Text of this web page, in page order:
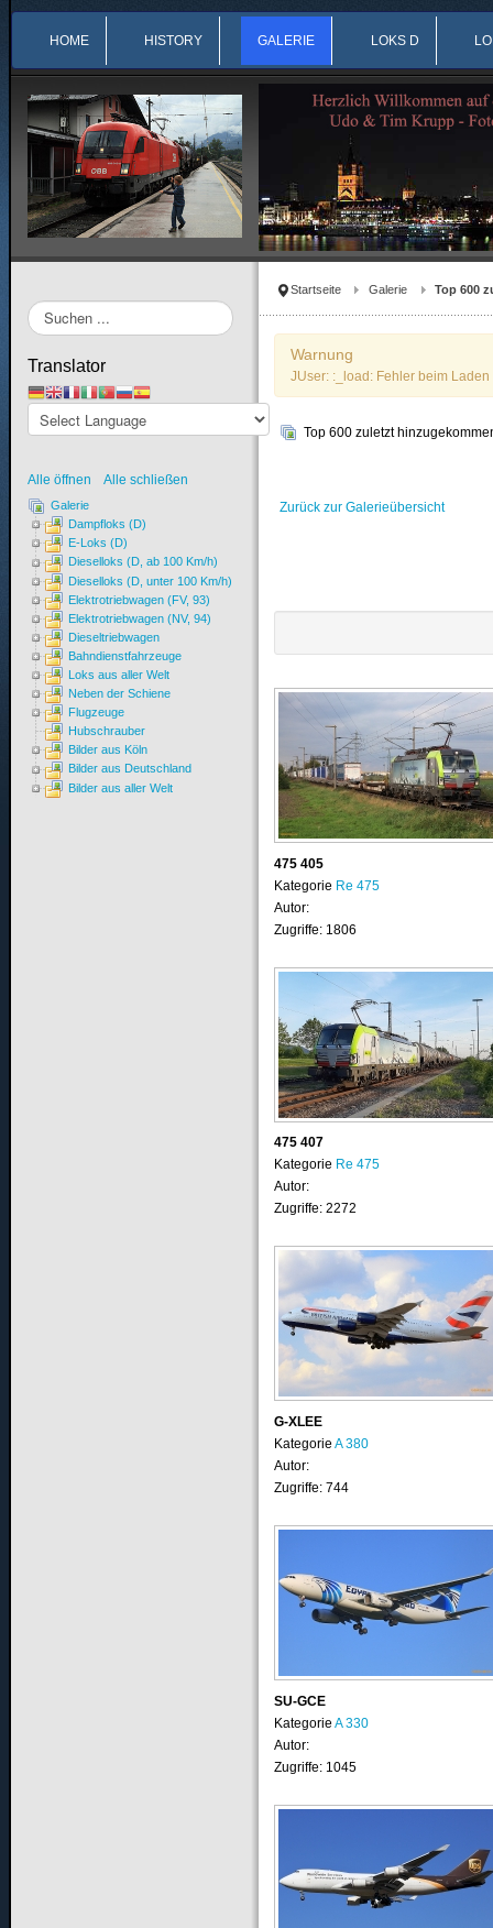
HOME HISTORY GALERIE LOKS D
Startseite Galerie Top 600
Warnung
JUser: :_load: Fehler beim
Top 600 zuletzt
Zurück zur Galerieübersicht
475 405
Kategorie Re 475
Autor:
Zugriffe: 1806
475 407
Kategorie Re 475
Autor:
Zugriffe: 2272
G-XLEE
KategorieA 380
Autor:
Zugriffe: 744
SU-GCE
KategorieA 330
Autor:
Zugriffe: 1045
Suchen
...
Translator
Alle öffnen Alle schließen
Galerie
Dampfloks (D)
E-Loks (D)
Dieselloks (D, ab 100 Km/h)
Dieselloks (D, unter 100 Km/h)
Elektrotriebwagen (FV, 93)
Elektrotriebwagen (NV, 94)
Dieseltriebwagen
Bahndienstfahrzeuge
Loks aus aller Welt
Neben der Schiene
Flugzeuge
Hubschrauber
Bilder aus Köln
Bilder aus Deutschland
Bilder aus aller Welt